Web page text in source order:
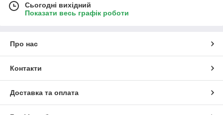
Сьогодні вихідний
Показати весь графік роботи
Про нас
Контакти
Доставка та оплата